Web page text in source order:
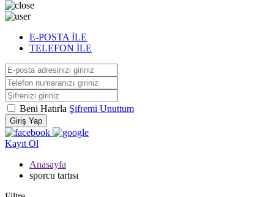
E-POSTA İLE
TELEFON İLE
Beni Hatırla Şifremi Unuttum
Giriş Yap
Kayıt Ol
Anasayfa
sporcu tartısı